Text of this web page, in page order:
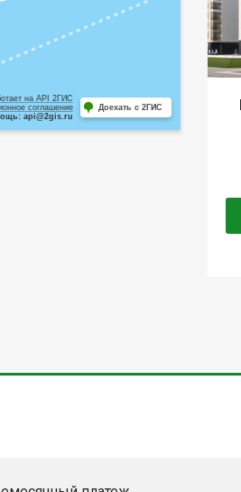
на API 2ГИС
соглашение
api@2gis.ru
Доехать с 2ГИС